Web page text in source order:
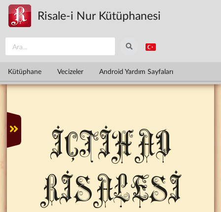
Ana içeriğe atla
Risale-i Nur Kütüphanesi
Kütüphane Vecizeler Android Yardım Sayfaları
İÇTİHAD
RİSALESİ